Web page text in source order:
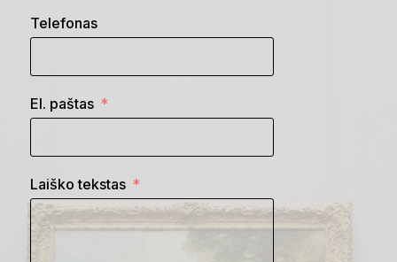
Telefonas
El. paštas
Laiško tekstas